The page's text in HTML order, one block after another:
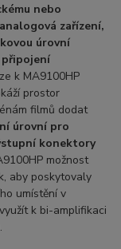
nebo
zařízení,
úrovní
k MA9100HP
prostor
filmů dodat
úrovní pro
konektory
možnost
aby poskytovaly
umístění v
k bi-amplifikaci